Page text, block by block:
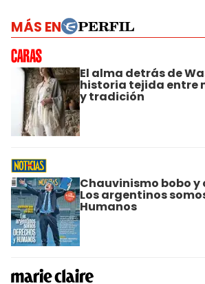
MÁS EN
El alma detrás de
historia tejida entre
y tradición
Chauvinismo bobo y
Los argentinos
Humanos